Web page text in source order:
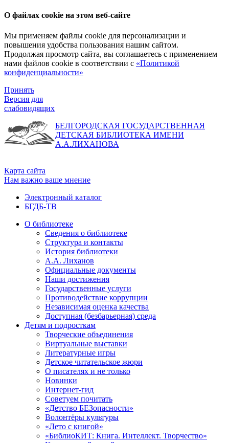
О файлах cookie на этом веб-сайте
Мы применяем файлы cookie для персонализации и
повышения удобства пользования нашим сайтом.
Продолжая просмотр сайта, вы соглашаетесь с применением
нами файлов cookie в соответствии с «Политикой
конфиденциальности»
Принять
Версия для
слабовидящих
БЕЛГОРОДСКАЯ ГОСУДАРСТВЕННАЯ
ДЕТСКАЯ БИБЛИОТЕКА ИМЕНИ
А.А.ЛИХАНОВА
Карта сайта
Нам важно ваше мнение
Электронный каталог
БГДБ-ТВ
О библиотеке
Сведения о библиотеке
Структура и контакты
История библиотеки
А.А. Лиханов
Официальные документы
Наши достижения
Государственные услуги
Противодействие коррупции
Независимая оценка качества
Доступная (безбарьерная) среда
Детям и подросткам
Творческие объединения
Виртуальные выставки
Литературные игры
Детское читательское жюри
О писателях и не только
Новинки
Интернет-гид
Советуем почитать
«Детство БЕЗопасности»
Волонтёры культуры
«Лето с книгой»
«БиблиоКИТ: Книга. Интеллект. Творчество»